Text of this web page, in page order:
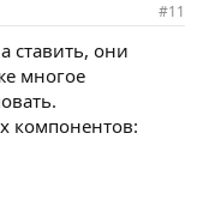
#11
ставить, они
многое
компонентов: